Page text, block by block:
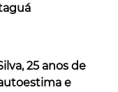
25 anos de
e